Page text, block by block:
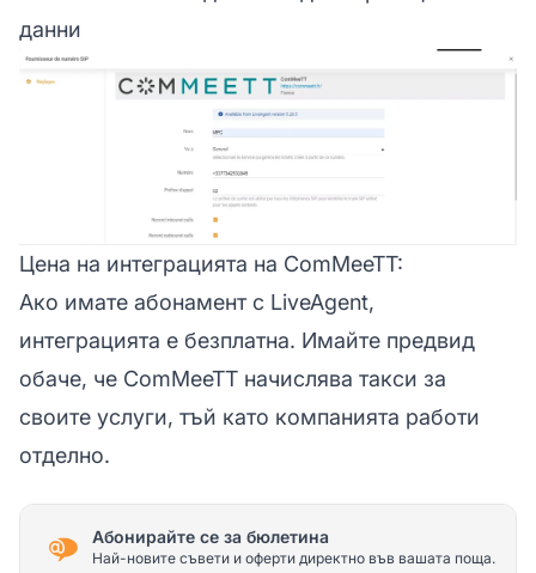
данни
Цена на интеграцията на ComMeeTT:
Ако имате абонамент с LiveAgent,
интеграцията е безплатна. Имайте предвид
обаче, че ComMeeTT начислява такси за
своите услуги, тъй като компанията работи
отделно.
Абонирайте се за бюлетина
Най-новите съвети и оферти директно във вашата поща.